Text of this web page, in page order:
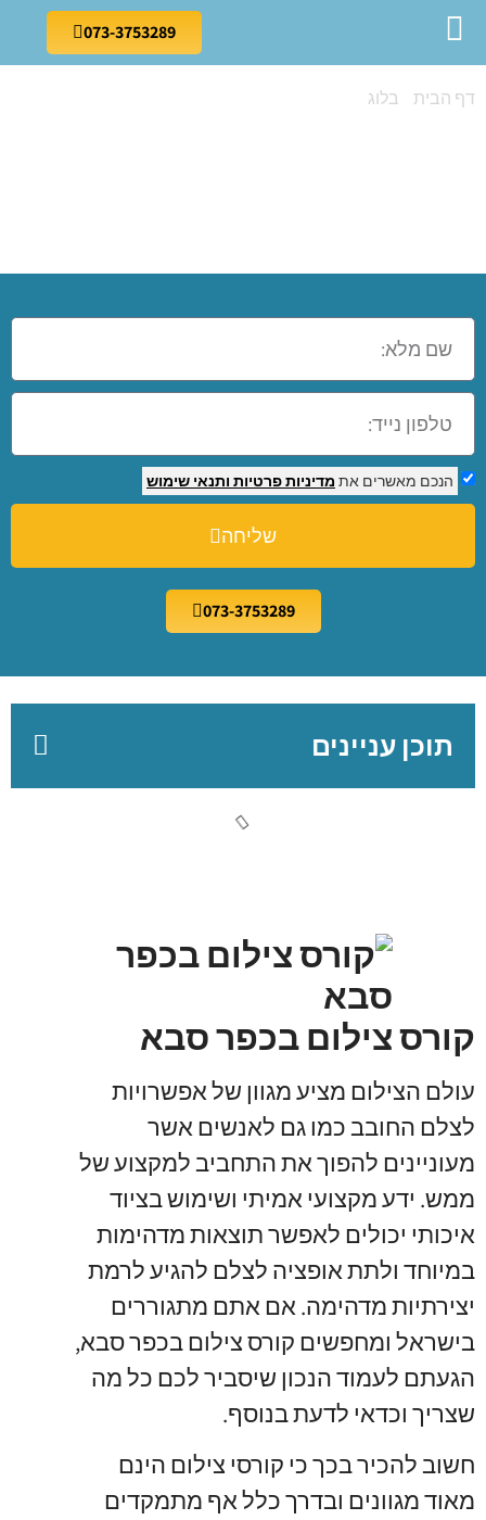
073-3753289
דף הבית בלוג
הנכם מאשרים את מדיניות פרטיות ותנאי שימוש
שליחה
073-3753289
תוכן עניינים
קורס צילום בכפר סבא
עולם הצילום מציע מגוון של אפשרויות
לצלם החובב כמו גם לאנשים אשר
מעוניינים להפוך את התחביב למקצוע של
ממש. ידע מקצועי אמיתי ושימוש בציוד
איכותי יכולים לאפשר תוצאות מדהימות
במיוחד ולתת אופציה לצלם להגיע לרמת
יצירתיות מדהימה. אם אתם מתגוררים
בישראל ומחפשים קורס צילום בכפר סבא,
הגעתם לעמוד הנכון שיסביר לכם כל מה
שצריך וכדאי לדעת בנוסף.
חשוב להכיר בכך כי קורסי צילום הינם
מאוד מגוונים ובדרך כלל אף מתמקדים